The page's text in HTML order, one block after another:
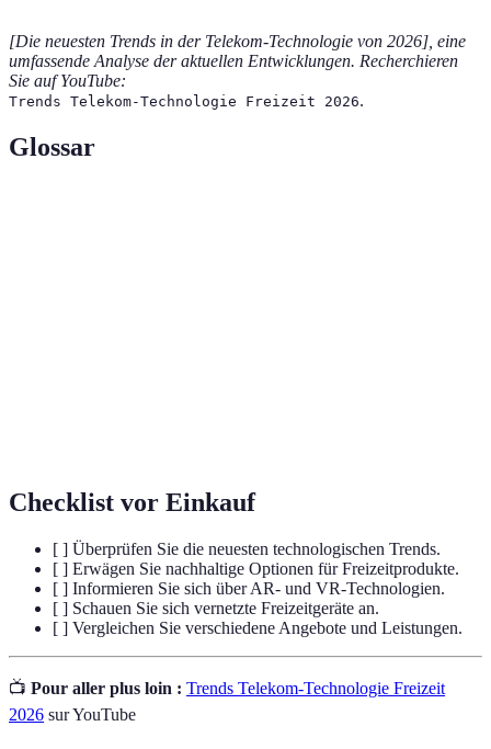
[Die neuesten Trends in der Telekom-Technologie von 2026], eine
umfassende Analyse der aktuellen Entwicklungen. Recherchieren
Sie auf YouTube:
Trends Telekom-Technologie Freizeit 2026.
Glossar
Checklist vor Einkauf
[ ] Überprüfen Sie die neuesten technologischen Trends.
[ ] Erwägen Sie nachhaltige Optionen für Freizeitprodukte.
[ ] Informieren Sie sich über AR- und VR-Technologien.
[ ] Schauen Sie sich vernetzte Freizeitgeräte an.
[ ] Vergleichen Sie verschiedene Angebote und Leistungen.
📺 Pour aller plus loin : Trends Telekom-Technologie Freizeit
2026 sur YouTube